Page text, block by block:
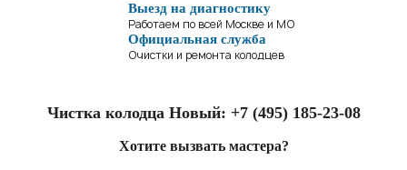
Выезд на диагностику
Работаем по всей Москве и МО
Официальная служба
Очистки и ремонта колодцев
Чистка колодца Новый: +7 (495) 185-23-08
Хотите вызвать мастера?